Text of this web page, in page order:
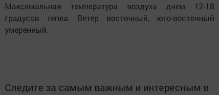
Максимальная температура воздуха днем 12-18
градусов тепла. Ветер восточный, юго-восточный
умеренный.
Следите за самым важным и интересным в